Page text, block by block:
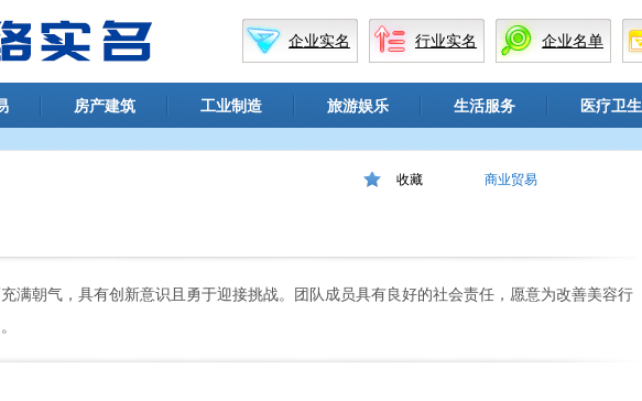
企业实名 行业实名 企业名单
房产建筑 工业制造 旅游娱乐 生活服务 医疗卫生
收藏 商业贸易
满朝气，具有创新意识且勇于迎接挑战。团队成员具有良好的社会责任，愿意为改善美容行